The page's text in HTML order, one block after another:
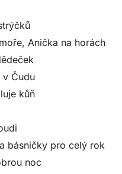
Anička na horách
v Čudu
kůň
básničky pro celý rok
noc